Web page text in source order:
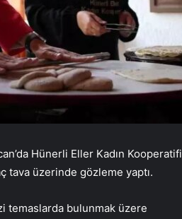
Hünerli Eller Kadın Kooperatifi
tava üzerinde gözleme yaptı.
temaslarda bulunmak üzere